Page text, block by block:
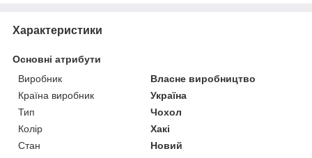
Характеристики
Основні атрибути
Виробник
Власне виробництво
Країна виробник
Україна
Тип
Чохол
Колір
Хакі
Стан
Новий